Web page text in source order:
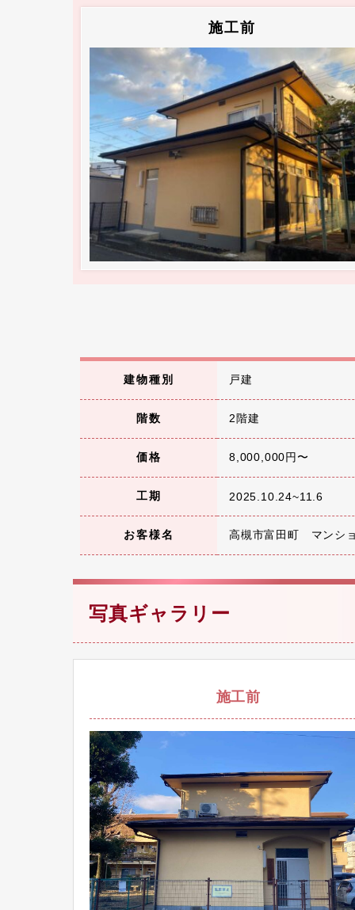
施工前
建物種別 戸建
階数 2階建
価格 8,000,000円〜
工期 2025.10.24~11.6
お客様名 高槻市富田町 マンシ
写真ギャラリー
施工前